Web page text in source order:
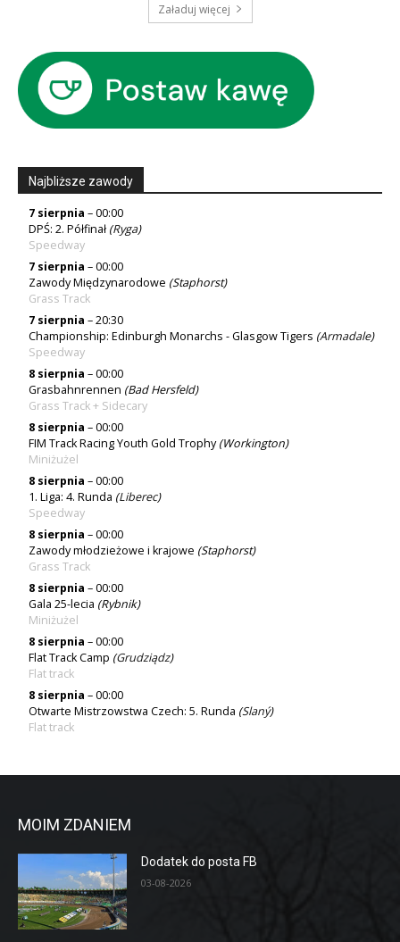
Załaduj więcej
Najbliższe zawody
7 sierpnia – 00:00
DPŚ: 2. Półfinał(Ryga)
Speedway
7 sierpnia – 00:00
Zawody Międzynarodowe (Staphorst)
Grass Track
7 sierpnia – 20:30
Championship: Edinburgh Monarchs - Glasgow Tigers (Armadale)
Speedway
8 sierpnia – 00:00
Grasbahnrennen (Bad Hersfeld)
Grass Track + Sidecary
8 sierpnia – 00:00
FIM Track Racing Youth Gold Trophy(Workington)
Miniżużel
8 sierpnia – 00:00
1. Liga: 4. Runda (Liberec)
Speedway
8 sierpnia – 00:00
Zawody młodzieżowe i krajowe (Staphorst)
Grass Track
8 sierpnia – 00:00
Gala 25-lecia (Rybnik)
Miniżużel
8 sierpnia – 00:00
Flat Track Camp (Grudziądz)
Flat track
8 sierpnia – 00:00
Otwarte Mistrzowstwa Czech: 5. Runda (Slaný)
Flat track
MOIM ZDANIEM
Dodatek do posta FB
03-08-2026